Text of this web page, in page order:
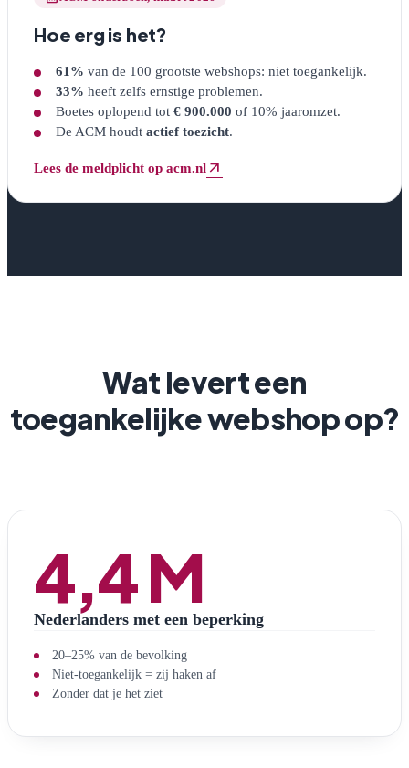
Hoe erg is het?
61% van de 100 grootste webshops: niet toegankelijk.
33% heeft zelfs ernstige problemen.
Boetes oplopend tot € 900.000 of 10% jaaromzet.
De ACM houdt actief toezicht.
Lees de meldplicht op acm.nl
(opent in nieuw venster) arrow_outward
Wat levert een
toegankelijke webshop op?
4,4 M
Nederlanders met een beperking
20–25% van de bevolking
Niet-toegankelijk = zij haken af
Zonder dat je het ziet